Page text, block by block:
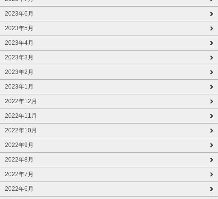
2023年6月
2023年5月
2023年4月
2023年3月
2023年2月
2023年1月
2022年12月
2022年11月
2022年10月
2022年9月
2022年8月
2022年7月
2022年6月